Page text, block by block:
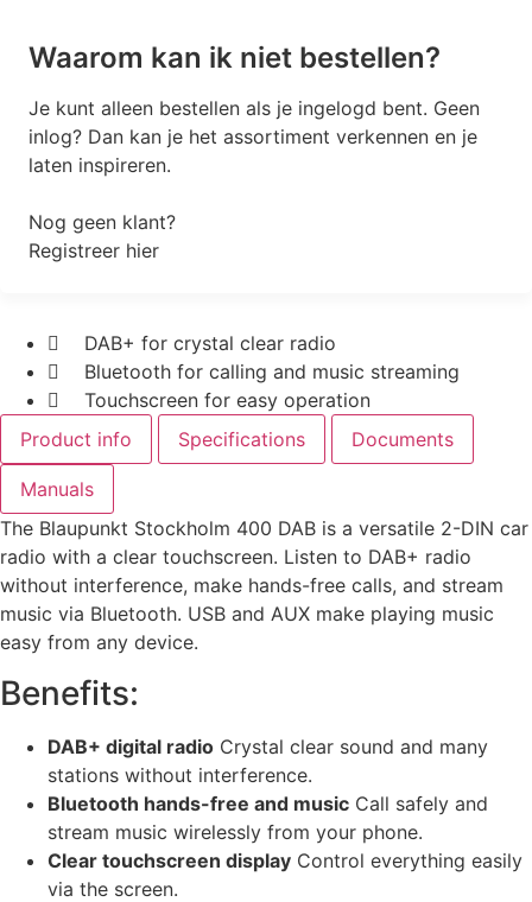
Waarom kan ik niet bestellen?
Je kunt alleen bestellen als je ingelogd bent. Geen
inlog? Dan kan je het assortiment verkennen en je
laten inspireren.
Nog geen klant?
Registreer hier
DAB+ for crystal clear radio
Bluetooth for calling and music streaming
Touchscreen for easy operation
Product info
Specifications Documents
Manuals
The Blaupunkt Stockholm 400 DAB is a versatile 2-DIN car
radio with a clear touchscreen. Listen to DAB+ radio
without interference, make hands-free calls, and stream
music via Bluetooth. USB and AUX make playing music
easy from any device.
Benefits:
DAB+ digital radio Crystal clear sound and many
stations without interference.
Bluetooth hands-free and music Call safely and
stream music wirelessly from your phone.
Clear touchscreen display Control everything easily
via the screen.